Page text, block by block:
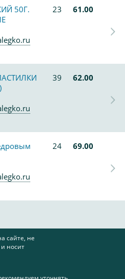
50Г.
23 61.00
39 62.00
24 69.00
сайте, не
носит